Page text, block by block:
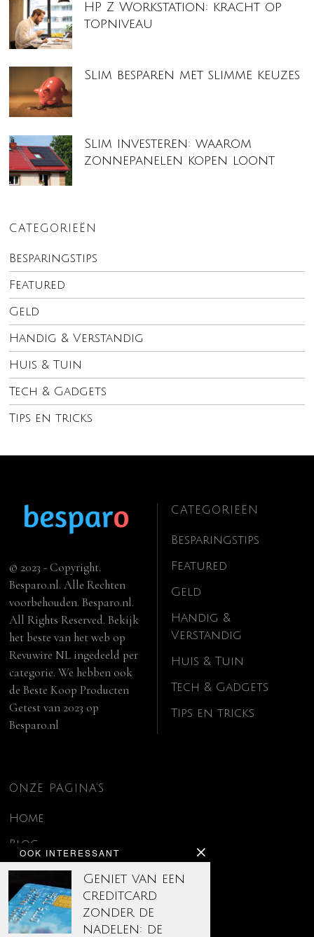
HP Z Workstation: kracht op
topniveau
Slim besparen met slimme keuzes
Slim investeren: waarom
zonnepanelen kopen loont
CATEGORIEËN
Besparingstips
Featured
Geld
Handig & Verstandig
Huis & Tuin
Tech & Gadgets
Tips en tricks
OOK INTERESSANT
Geniet van een
creditcard
zonder de
nadelen: de
© 2023 - Copyright.
Besparo.nl. Alle Rechten
voorbehouden. Besparo.nl.
All Rights Reserved. Bekijk
het beste van het web op
Revuwire NL ingedeeld per
categorie. We hebben ook
deBeste Koop Producten
Getest van 2023 op
Besparo.nl
CATEGORIEËN
Besparingstips
Featured
Geld
Handig &
Verstandig
Huis & Tuin
Tech & Gadgets
Tips en tricks
ONZE PAGINA’S
Home
Blog
Contact
Disclaimer
Over ons